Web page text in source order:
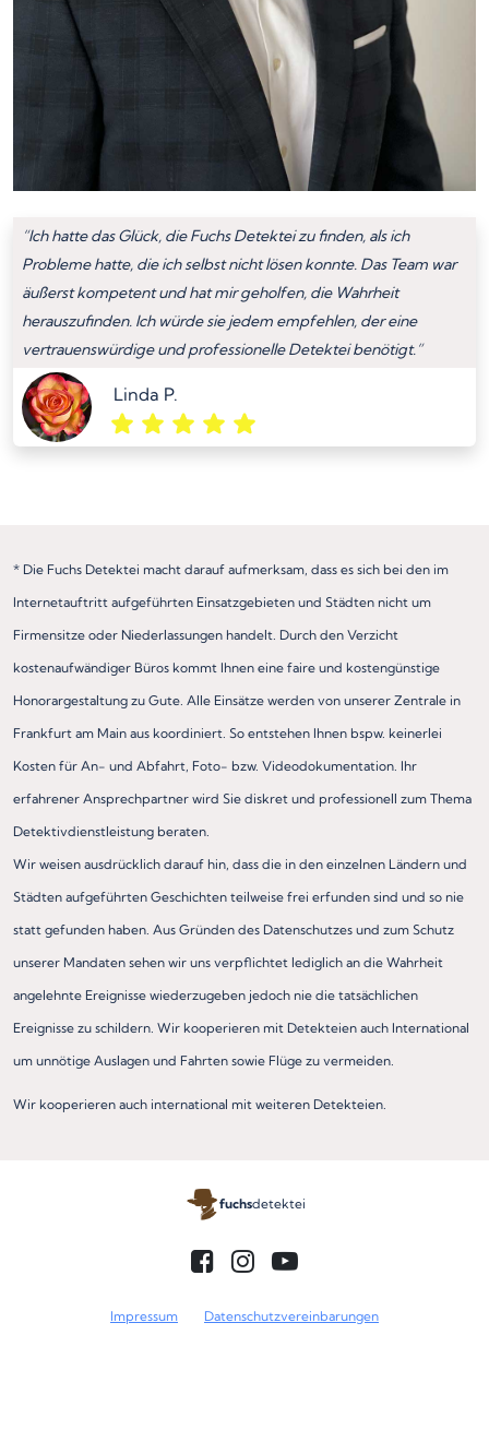
“Ich hatte das Glück, die Fuchs Detektei zu finden, als ich
Probleme hatte, die ich selbst nicht lösen konnte. Das Team war
äußerst kompetent und hat mir geholfen, die Wahrheit
herauszufinden. Ich würde sie jedem empfehlen, der eine
vertrauenswürdige und professionelle Detektei benötigt.”
Linda P.
* Die Fuchs Detektei macht darauf aufmerksam, dass es sich bei den im
Internetauftritt aufgeführten Einsatzgebieten und Städten nicht um
Firmensitze oder Niederlassungen handelt. Durch den Verzicht
kostenaufwändiger Büros kommt Ihnen eine faire und kostengünstige
Honorargestaltung zu Gute. Alle Einsätze werden von unserer Zentrale in
Frankfurt am Main aus koordiniert. So entstehen Ihnen bspw. keinerlei
Kosten für An- und Abfahrt, Foto- bzw. Videodokumentation. Ihr
erfahrener Ansprechpartner wird Sie diskret und professionell zum Thema
Detektivdienstleistung beraten.
Wir weisen ausdrücklich darauf hin, dass die in den einzelnen Ländern und
Städten aufgeführten Geschichten teilweise frei erfunden sind und so nie
statt gefunden haben. Aus Gründen des Datenschutzes und zum Schutz
unserer Mandaten sehen wir uns verpflichtet lediglich an die Wahrheit
angelehnte Ereignisse wiederzugeben jedoch nie die tatsächlichen
Ereignisse zu schildern. Wir kooperieren mit Detekteien auch International
um unnötige Auslagen und Fahrten sowie Flüge zu vermeiden.
Wir kooperieren auch international mit weiteren Detekteien.
fuchsdetektei
Impressum Datenschutzvereinbarungen